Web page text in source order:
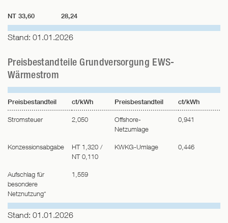
NT 33,60 28,24
Stand: 01.01.2026
Preisbestandteile Grundversorgung EWS-
Wärmestrom
Preisbestandteil ct/kWh Preisbestandteil ct/kWh
Stromsteuer 2,050
Offshore-
Netzumlage
0,941
Konzessionsabgabe
HT 1,320 /
NT 0,110
KWKG-Umlage 0,446
Aufschlag für
besondere
Netznutzung*
1,559
Stand: 01.01.2026